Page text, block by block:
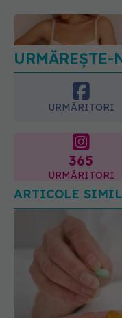
URMĂREȘTE-
URMĂRITORI
365
ARTICOLE